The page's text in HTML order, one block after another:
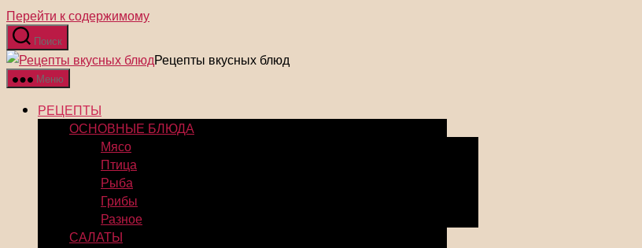
Перейти к содержимому
Поиск
Рецепты вкусных блюд
Меню
РЕЦЕПТЫ
ОСНОВНЫЕ БЛЮДА
Мясо
Птица
Рыба
Грибы
Разное
САЛАТЫ